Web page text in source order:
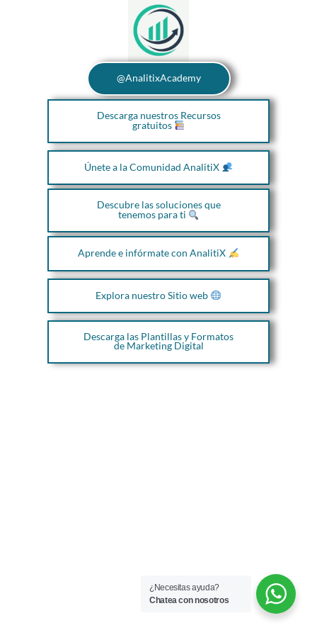
@AnalitixAcademy
Descarga nuestros Recursos
gratuitos
Únete a la Comunidad AnalitiX
Descubre las soluciones que
tenemos para ti
Aprende e infórmate con AnalitiX
Explora nuestro Sitio web
Descarga las Plantillas y Formatos
de Marketing Digital
¿Necesitas ayuda?
Chatea con nosotros